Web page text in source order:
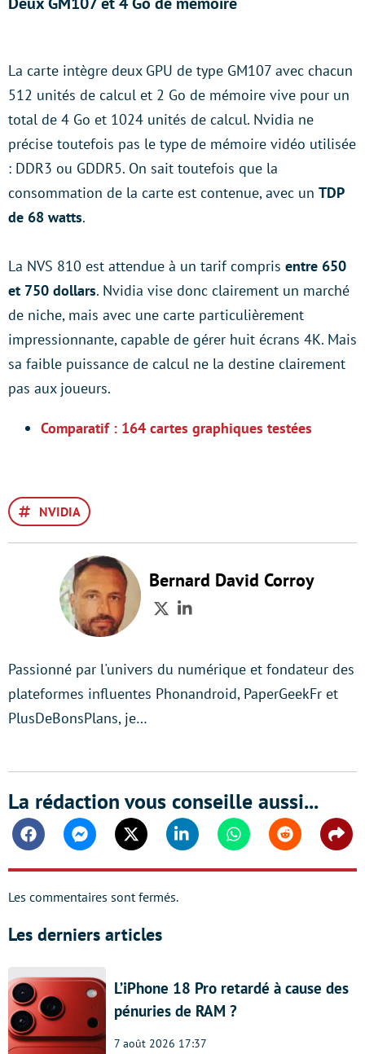
La carte intègre deux GPU de type GM107 avec chacun
512 unités de calcul et 2 Go de mémoire vive pour un
total de 4 Go et 1024 unités de calcul. Nvidia ne
précise toutefois pas le type de mémoire vidéo utilisée
: DDR3 ou GDDR5. On sait toutefois que la
consommation de la carte est contenue, avec un TDP
de 68 watts.
La NVS 810 est attendue à un tarif compris entre 650
et 750 dollars. Nvidia vise donc clairement un marché
de niche, mais avec une carte particulièrement
impressionnante, capable de gérer huit écrans 4K. Mais
sa faible puissance de calcul ne la destine clairement
pas aux joueurs.
Comparatif : 164 cartes graphiques testées
NVIDIA
Bernard David Corroy
TwitterLinkedIn
Passionné par l'univers du numérique et fondateur des
plateformes influentes Phonandroid, PaperGeekFr et
PlusDeBonsPlans, je…
La rédaction vous conseille aussi...
FacebookMessengerTwitter Linkedin WhatsappReddit
Les commentaires sont fermés.
Les derniers articles
L’iPhone 18 Pro retardé à cause des
pénuries de RAM ?
7 août 2026 17:37